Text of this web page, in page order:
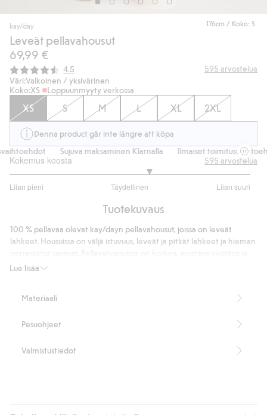
176cm / Koko: S
kay/day
Leveät pellavahousut
69,99 €
Keskimääräinen luokitus:
4.5 595 arvostelua
Väri:Valkoinen / yksivärinen
Koko:XS Loppuunmyyty verkossa
XS S M L XL 2XL
Denna product går inte längre att köpa
Sujuva maksaminen Klarnalla Ilmaiset
Kokemus koosta
Liian pieni Täydellinen Liian suuri
/
ääneen
595 arvostelua
Tuotekuvaus
Lue lisää
100 % pellavaa olevat kay/dayn pellavahousut, joissa on leveät
lahkeet. Housuissa on väljä istuvuus, leveät ja pitkät lahkeet ja hieman
kaksi taskua sivusaumoissa. Pellavakangas on ilmeeltään kevyesti
Wide fit
Joustava vyötärö
Kevyesti pesukäsitelty ilme
Materiaali
Pesuohjeet
Valmistustiedot